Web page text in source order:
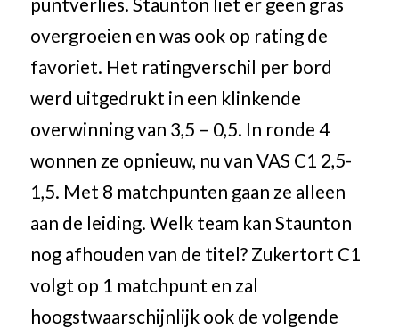
puntverlies. Staunton liet er geen gras
overgroeien en was ook op rating de
favoriet. Het ratingverschil per bord
werd uitgedrukt in een klinkende
overwinning van 3,5 – 0,5. In ronde 4
wonnen ze opnieuw, nu van VAS C1 2,5-
1,5. Met 8 matchpunten gaan ze alleen
aan de leiding. Welk team kan Staunton
nog afhouden van de titel? Zukertort C1
volgt op 1 matchpunt en zal
hoogstwaarschijnlijk ook de volgende